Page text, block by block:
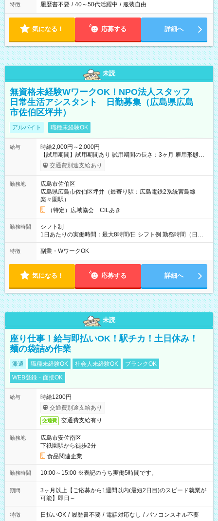
特徴 履歴書不要 / 40～50代活躍中 / 服装自由
気になる！ 応募する 詳細へ
未読
無資格未経験WワークOK！NPO法人スタッフ
日常生活アシスタント 日勤募集（広島県広島
市佐伯区坪井）
アルバイト 職種未経験OK
給与
時給2,000円～2,000円
【試用期間】試用期間あり 試用期間の長さ：3ヶ月 雇用形態、
給与は本採用時と同じです。
交通費別途支給あり
勤務地
広島市佐伯区
広島県広島市佐伯区坪井（最寄り駅：広島電鉄2系統宮島線
楽々園駅）
（特定）広域協会 CILあき
勤務時間
シフト制
1日あたりの実働時間：最大8時間/日 シフト例 勤務時間（日
勤）・8時～18時 （実働時間8時間 待機休憩2時間）（日勤1回
あたりの給与 2万円）
特徴 副業・WワークOK
気になる！ 応募する 詳細へ
未読
座り仕事！給与即払いOK！駅チカ！土日休み！
麺の袋詰め作業
派遣 職種未経験OK 社会人未経験OK
ブランクOK
WEB登録・面接OK
給与
時給1200円
交通費別途支給あり
交通費 交通費支給有り
勤務地
広島市安佐南区
下祇園駅から徒歩2分
食品関連企業
勤務時間 10:00～15:00 ※表記のうち実働5時間です。
期間
3ヶ月以上【ご応募から1週間以内(最短2日目)のスピード就業が
可能】即日～
特徴 日払いOK / 履歴書不要 / 電話対応なし / パソコンスキル不要